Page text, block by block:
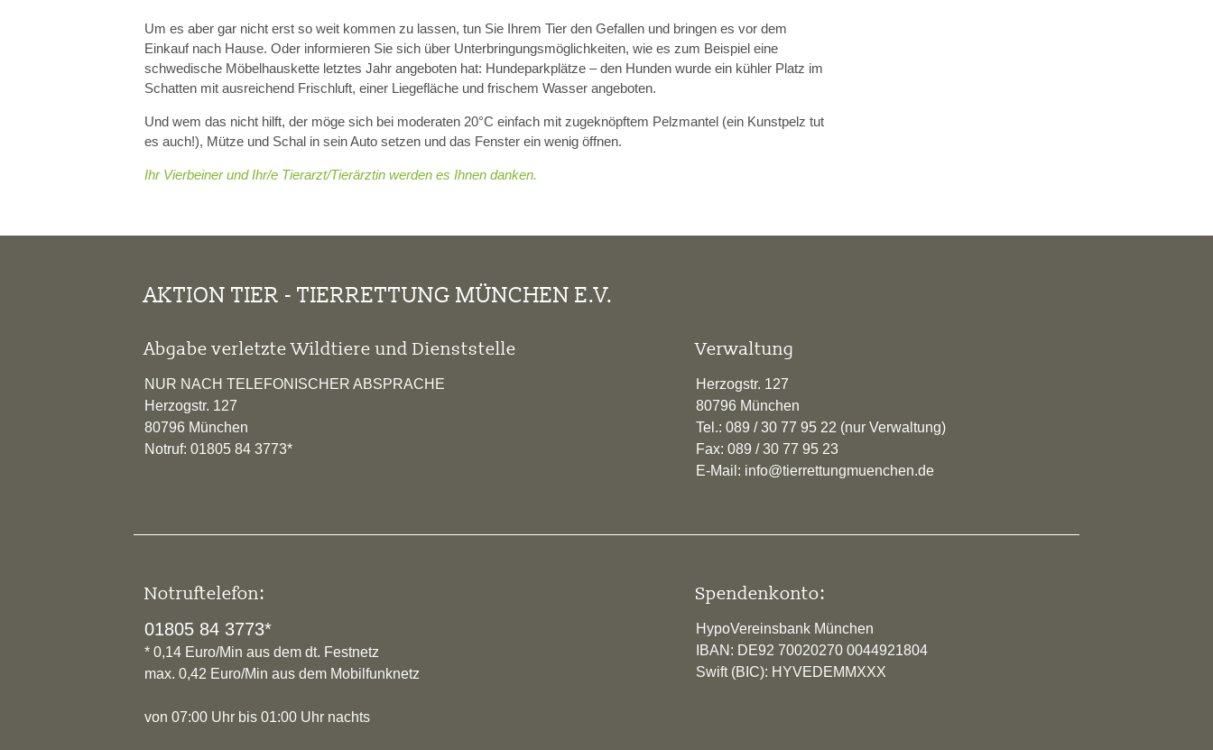
Um es aber gar nicht erst so weit kommen zu lassen, tun Sie Ihrem Tier den Gefallen und bringen es vor dem
Einkauf nach Hause. Oder informieren Sie sich über Unterbringungsmöglichkeiten, wie es zum Beispiel eine
schwedische Möbelhauskette letztes Jahr angeboten hat: Hundeparkplätze – den Hunden wurde ein kühler Platz im
Schatten mit ausreichend Frischluft, einer Liegefläche und frischem Wasser angeboten.
Und wem das nicht hilft, der möge sich bei moderaten 20°C einfach mit zugeknöpftem Pelzmantel (ein Kunstpelz tut
es auch!), Mütze und Schal in sein Auto setzen und das Fenster ein wenig öffnen.
Ihr Vierbeiner und Ihr/e Tierarzt/Tierärztin werden es Ihnen danken.
AKTION TIER - TIERRETTUNG MÜNCHEN E.V.
Abgabe verletzte Wildtiere und Dienststelle
NUR NACH TELEFONISCHER ABSPRACHE
Herzogstr. 127
80796 München
Notruf: 01805 84 3773*
Verwaltung
Herzogstr. 127
80796 München
Tel.: 089 / 30 77 95 22 (nur Verwaltung)
Fax: 089 / 30 77 95 23
E-Mail: info@tierrettungmuenchen.de
Notruftelefon:
01805 84 3773*
* 0,14 Euro/Min aus dem dt. Festnetz
max. 0,42 Euro/Min aus dem Mobilfunknetz
von 07:00 Uhr bis 01:00 Uhr nachts
Spendenkonto:
HypoVereinsbank München
IBAN: DE92 70020270 0044921804
Swift (BIC): HYVEDEMMXXX